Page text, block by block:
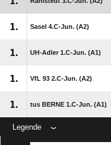
1. Sasel 4.C-Jun. (A2)
1. UH-Adler 1.C-Jun. (A1)
1. VfL 93 2.C-Jun. (A2)
1. tus BERNE 1.C-Jun. (A1)
Legende